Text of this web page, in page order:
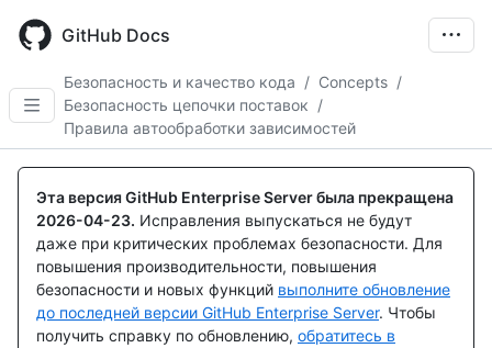
main
GitHub Docs
Безопасность и качество кода / Concepts /
Безопасность цепочки поставок /
Правила автообработки зависимостей
Эта версия GitHub Enterprise Server была прекращена
2026-04-23. Исправления выпускаться не будут
даже при критических проблемах безопасности. Для
повышения производительности, повышения
безопасности и новых функций выполните обновление
до последней версии GitHub Enterprise Server. Чтобы
получить справку по обновлению, обратитесь в